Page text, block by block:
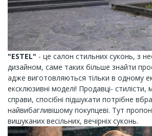
"ESTEL" - це салон стильних суконь, з
дизайном, саме таких більше знайти
адже виготовляються тільки в одному
ексклюзивні моделі! Продавці- стилісти,
справи, спосібні підшукати потрібне
найвибагливішому покупцеві. Тут
вишуканих весільних, вечірніх суконь.